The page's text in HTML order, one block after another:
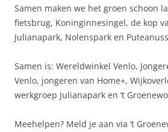
Samen maken we het groen schoon
fietsbrug, Koninginnesingel, de kop
Julianapark, Nolenspark en
Samen is: Wereldwinkel Venlo,
Venlo, jongeren van Home+,
werkgroep Julianapark en ‘t
Meehelpen? Meld je aan via ’t